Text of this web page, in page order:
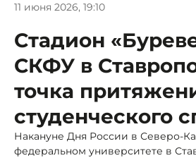
11 июня 2026, 19:10
Стадион
СКФУ в
точка
студенческого
Накануне Дня России в Северо-
федеральном университете в